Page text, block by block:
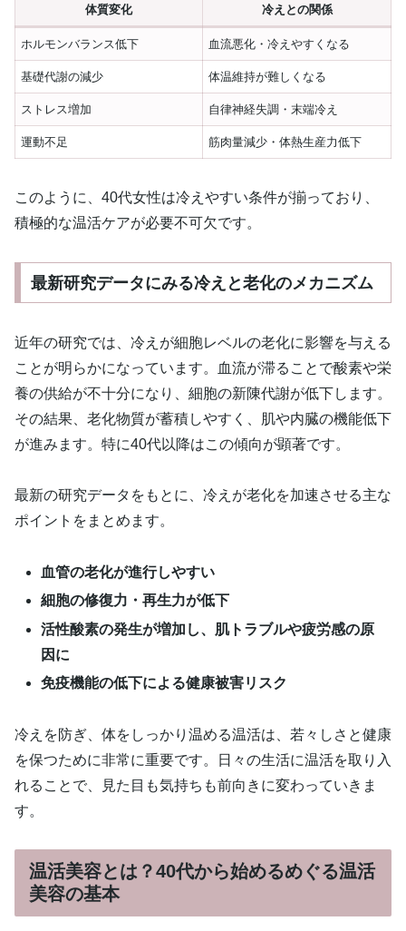
体質変化 冷えとの関係
ホルモンバランス低下 血流悪化・冷えやすくなる
基礎代謝の減少 体温維持が難しくなる
ストレス増加 自律神経失調・末端冷え
運動不足 筋肉量減少・体熱生産力低下
このように、40代女性は冷えやすい条件が揃っており、
積極的な温活ケアが必要不可欠です。
最新研究データにみる冷えと老化のメカニズム
近年の研究では、冷えが細胞レベルの老化に影響を与える
ことが明らかになっています。血流が滞ることで酸素や栄
養の供給が不十分になり、細胞の新陳代謝が低下します。
その結果、老化物質が蓄積しやすく、肌や内臓の機能低下
が進みます。特に40代以降はこの傾向が顕著です。
最新の研究データをもとに、冷えが老化を加速させる主な
ポイントをまとめます。
血管の老化が進行しやすい
細胞の修復力・再生力が低下
活性酸素の発生が増加し、肌トラブルや疲労感の原
因に
免疫機能の低下による健康被害リスク
冷えを防ぎ、体をしっかり温める温活は、若々しさと健康
を保つために非常に重要です。日々の生活に温活を取り入
れることで、見た目も気持ちも前向きに変わっていきま
す。
温活美容とは？40代から始めるめぐる温活
美容の基本